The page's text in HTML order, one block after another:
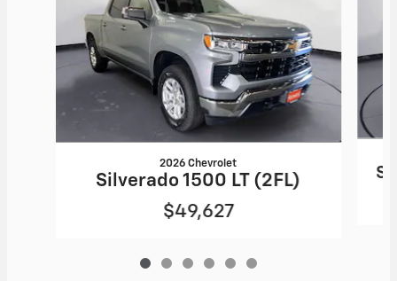
2026 Chevrolet
Silverado 1500 LT (2FL)
$49,627